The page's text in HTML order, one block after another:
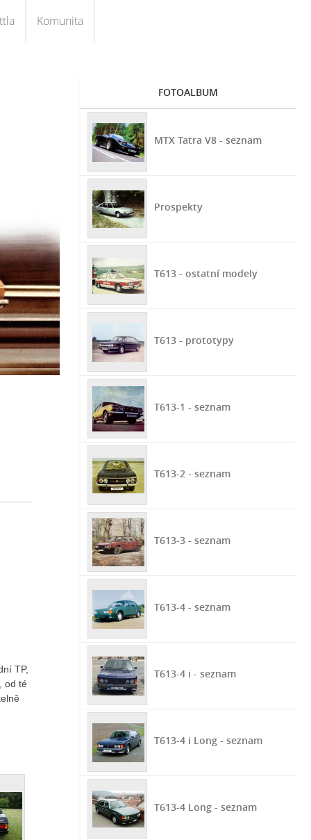
Komunita
TP,
od té
FOTOALBUM
MTX Tatra V8 - seznam
Prospekty
T613 - ostatní modely
T613 - prototypy
T613-1 - seznam
T613-2 - seznam
T613-3 - seznam
T613-4 - seznam
T613-4 i - seznam
T613-4 i Long - seznam
T613-4 Long - seznam